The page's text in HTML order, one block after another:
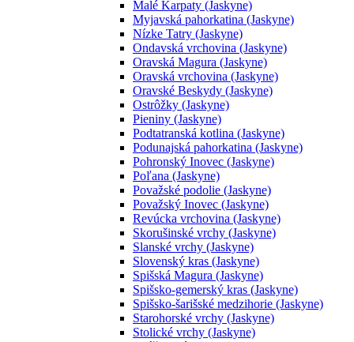
Malé Karpaty (Jaskyne)
Myjavská pahorkatina (Jaskyne)
Nízke Tatry (Jaskyne)
Ondavská vrchovina (Jaskyne)
Oravská Magura (Jaskyne)
Oravská vrchovina (Jaskyne)
Oravské Beskydy (Jaskyne)
Ostrôžky (Jaskyne)
Pieniny (Jaskyne)
Podtatranská kotlina (Jaskyne)
Podunajská pahorkatina (Jaskyne)
Pohronský Inovec (Jaskyne)
Poľana (Jaskyne)
Považské podolie (Jaskyne)
Považský Inovec (Jaskyne)
Revúcka vrchovina (Jaskyne)
Skorušinské vrchy (Jaskyne)
Slanské vrchy (Jaskyne)
Slovenský kras (Jaskyne)
Spišská Magura (Jaskyne)
Spišsko-gemerský kras (Jaskyne)
Spišsko-šarišské medzihorie (Jaskyne)
Starohorské vrchy (Jaskyne)
Stolické vrchy (Jaskyne)